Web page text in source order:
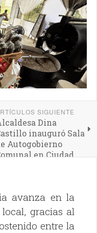
SIGUIENTE
Dina
inauguró Sala
Autogobierno
en Ciudad
avanza en la
gracias al
entre la